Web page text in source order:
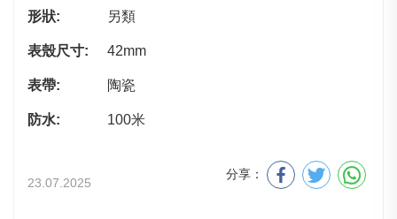
形狀: 另類
表殼尺寸: 42mm
表帶: 陶瓷
防水: 100米
23.07.2025
分享：